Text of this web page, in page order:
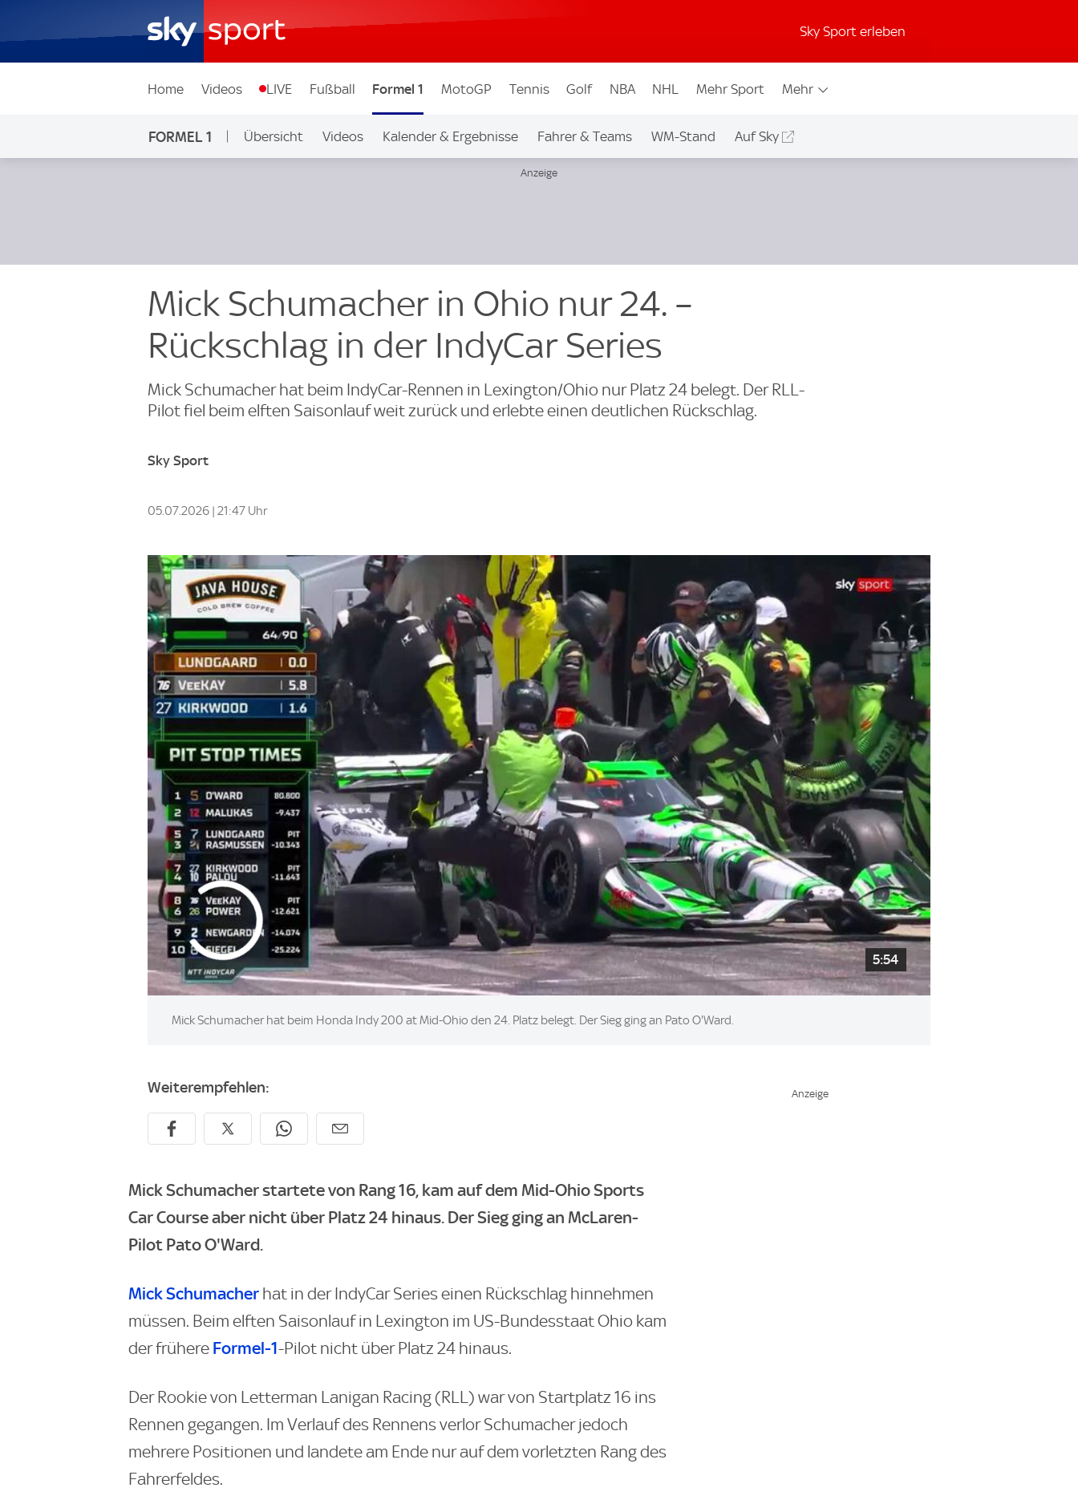
Sky Sport erleben
Home Videos LIVE Fußball Formel 1 MotoGP Tennis Golf NBA NHL Mehr Sport Mehr
FORMEL 1 Übersicht Videos Kalender & Ergebnisse Fahrer & Teams WM-Stand Auf Sky
Mick Schumacher in Ohio nur 24. –
Rückschlag in der IndyCar Series
Mick Schumacher hat beim IndyCar-Rennen in Lexington/Ohio nur Platz 24 belegt. Der RLL-
Pilot fiel beim elften Saisonlauf weit zurück und erlebte einen deutlichen Rückschlag.
Sky Sport
05.07.2026 | 21:47 Uhr
5:54
Mick Schumacher hat beim Honda Indy 200 at Mid-Ohio den 24. Platz belegt. Der Sieg ging an Pato O'Ward.
Weiterempfehlen:
Mick Schumacher startete von Rang 16, kam auf dem Mid-Ohio Sports
Car Course aber nicht über Platz 24 hinaus. Der Sieg ging an McLaren-
Pilot Pato O'Ward.
Mick Schumacher hat in der IndyCar Series einen Rückschlag hinnehmen
müssen. Beim elften Saisonlauf in Lexington im US-Bundesstaat Ohio kam
der frühere Formel-1-Pilot nicht über Platz 24 hinaus.
Der Rookie von Letterman Lanigan Racing (RLL) war von Startplatz 16 ins
Rennen gegangen. Im Verlauf des Rennens verlor Schumacher jedoch
mehrere Positionen und landete am Ende nur auf dem vorletzten Rang des
Fahrerfeldes.